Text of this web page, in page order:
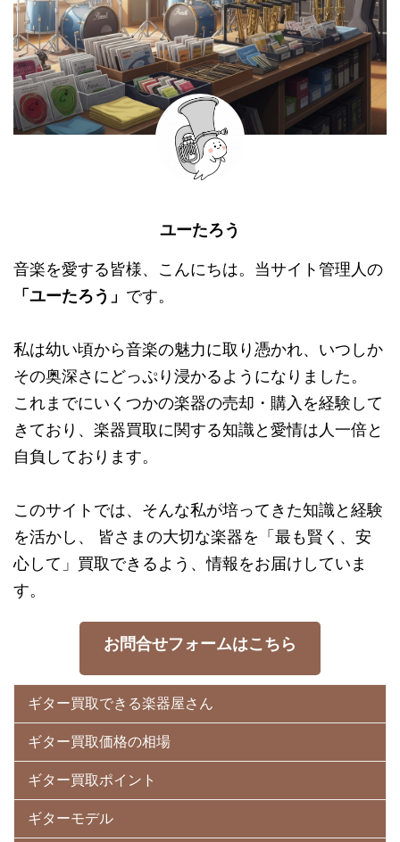
ユーたろう
音楽を愛する皆様、こんにちは。当サイト管理人の
「ユーたろう」 です。
私は幼い頃から音楽の魅力に取り憑かれ、いつしか
その奥深さにどっぷり浸かるようになりました。
これまでにいくつかの楽器の売却・購入を経験して
きており、楽器買取に関する知識と愛情は人一倍と
自負しております。
このサイトでは、そんな私が培ってきた知識と経験
を活かし、 皆さまの大切な楽器を「最も賢く、安
心して」買取できるよう、情報をお届けしていま
す。
お問合せフォームはこちら
ギター買取できる楽器屋さん
ギター買取価格の相場
ギター買取ポイント
ギターモデル